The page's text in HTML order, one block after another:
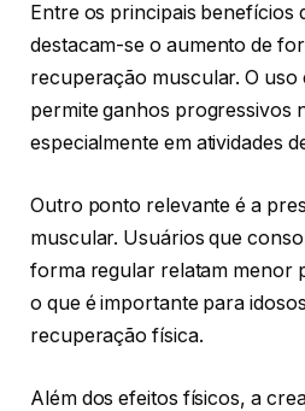
Entre os principais benefícios
destacam-se o aumento de
recuperação muscular. O
permite ganhos progressivos
especialmente em atividades
Outro ponto relevante é a
muscular. Usuários que
forma regular relatam menor
o que é importante para
recuperação física.
Além dos efeitos físicos, a